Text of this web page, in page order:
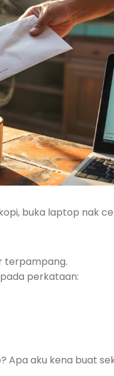
buka laptop nak
terpampang.
perkataan:
Apa aku kena buat